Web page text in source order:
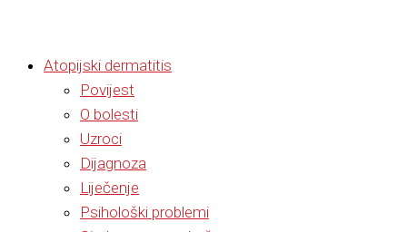
Atopijski dermatitis
Povijest
O bolesti
Uzroci
Dijagnoza
Liječenje
Psihološki problemi